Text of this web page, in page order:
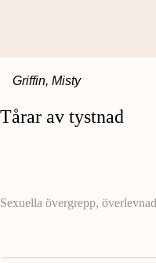
Griffin, Misty
Tårar av tystnad
Sexuella övergrepp,